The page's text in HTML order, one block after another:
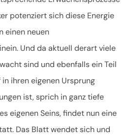
potenziert sich diese Energie
einen neuen
Und da aktuell derart viele
sind und ebenfalls ein Teil
ihren eigenen Ursprung
ist, sprich in ganz tiefe
eigenen Seins, findet nun eine
Das Blatt wendet sich und